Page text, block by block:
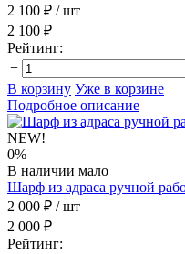
2 100 ₽ / шт
2 100 ₽
Рейтинг:
−
В корзину Уже в корзине
Подробное описание
NEW!
0%
В наличии мало
Шарф из адраса ручной
2 000 ₽ / шт
2 000 ₽
Рейтинг: